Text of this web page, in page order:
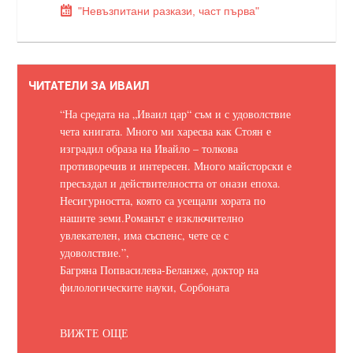
"Невъзпитани разкази, част първа"
ЧИТАТЕЛИ ЗА ИВАИЛ
“На средата на „Иваил цар“ съм и с удоволствие
чета книгата. Много ми харесва как Стоян е
изградил образа на Ивайло – толкова
противоречив и интересен. Много майсторски е
пресъздал и действителността от онази епоха.
Несигурността, която са усещали хората по
нашите земи.Романът е изключително
увлекателен, има съспенс, чете се с
удоволствие.”,
Багряна Попвасилева-Беланже, доктор на
филологическите науки, Сорбоната
ВИЖТЕ ОЩЕ